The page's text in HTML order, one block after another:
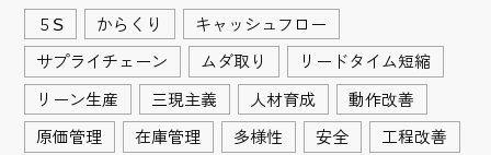
５S
からくり キャッシュフロー
サプライチェーン ムダ取り リードタイム短縮
リーン生産 三現主義 人材育成 動作改善
原価管理 在庫管理 多様性 安全 工程改善